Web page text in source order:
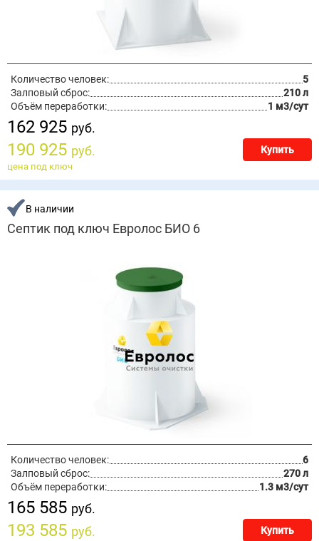
Количество человек:
5
Залповый сброс:
210 л
Объём переработки:
1 м3/сут
162 925 руб.
190 925 руб. Купить
цена под ключ
В наличии
Септик под ключ Евролос БИО 6
Количество человек:
6
Залповый сброс:
270 л
Объём переработки:
1.3 м3/сут
165 585 руб.
193 585 руб. Купить